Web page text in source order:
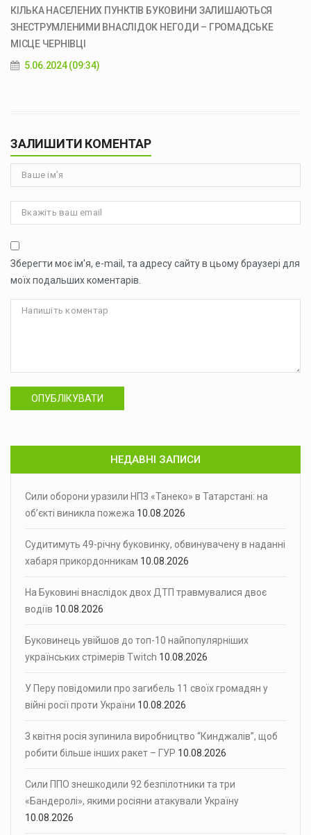
КІЛЬКА НАСЕЛЕНИХ ПУНКТІВ БУКОВИНИ ЗАЛИШАЮТЬСЯ
ЗНЕСТРУМЛЕНИМИ ВНАСЛІДОК НЕГОДИ – ГРОМАДСЬКЕ
МІСЦЕ ЧЕРНІВЦІ
5.06.2024 (09:34)
ЗАЛИШИТИ КОМЕНТАР
Зберегти моє ім'я, e-mail, та адресу сайту в цьому браузері для
моїх подальших коментарів.
ОПУБЛІКУВАТИ
НЕДАВНІ ЗАПИСИ
Сили оборони уразили НПЗ «Танеко» в Татарстані: на
об’єкті виникла пожежа 10.08.2026
Судитимуть 49-річну буковинку, обвинувачену в наданні
хабаря прикордонникам 10.08.2026
На Буковині внаслідок двох ДТП травмувалися двоє
водіїв 10.08.2026
Буковинець увійшов до топ-10 найпопулярніших
українських стрімерів Twitch 10.08.2026
У Перу повідомили про загибель 11 своїх громадян у
війні росії проти України 10.08.2026
З квітня росія зупинила виробництво “Кинджалів”, щоб
робити більше інших ракет – ГУР 10.08.2026
Сили ППО знешкодили 92 безпілотники та три
«Бандеролі», якими росіяни атакували Україну
10.08.2026